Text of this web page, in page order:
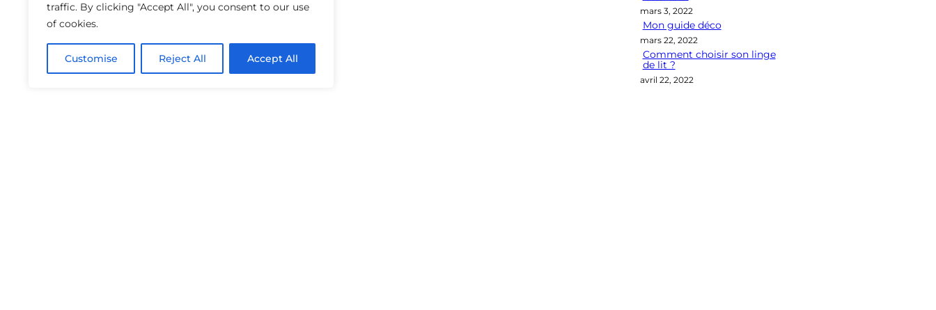
traffic. By clicking "Accept All", you consent to our use
of cookies.
Customise Reject All Accept All
mars 3, 2022
Mon guide déco
mars 22, 2022
Comment choisir son linge
de lit ?
avril 22, 2022